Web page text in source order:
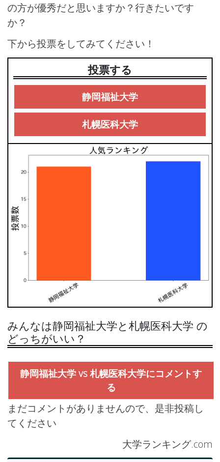
の方が優秀だと思いますか？行きたいです
か？
下から投票をしてみてください！
投票する
静岡福祉大学
札幌医科大学
みんなは静岡福祉大学と札幌医科大学 の
どっちがいい？
静岡福祉大学 vs 札幌医科大学にコメントす
る
まだコメントがありませんので、是非投稿し
てください
大学ランキング.com